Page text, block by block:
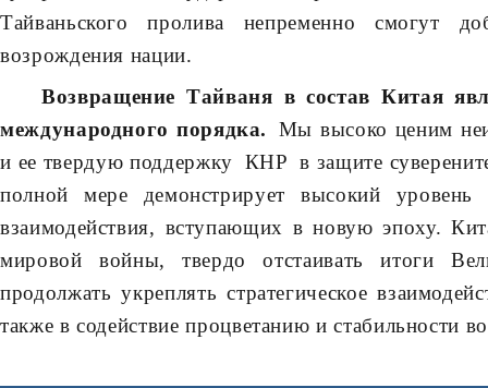
Тайваньского пролива непременно смогут
возрождения нации.
Возвращение Тайваня в состав Китая
международного порядка. Мы высоко ценим
и ее твердую поддержку КНР в защите
полной мере демонстрирует высокий уровень
взаимодействия, вступающих в новую эпоху.
мировой войны, твердо отстаивать итоги
продолжать укреплять стратегическое
также в содействие процветанию и стабильности